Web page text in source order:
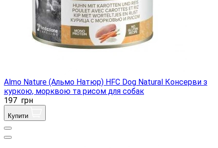
Almo Nature (Альмо Натюр) HFC Dog Natural Консерви з
куркою, морквою та рисом для собак
197 грн
Купити